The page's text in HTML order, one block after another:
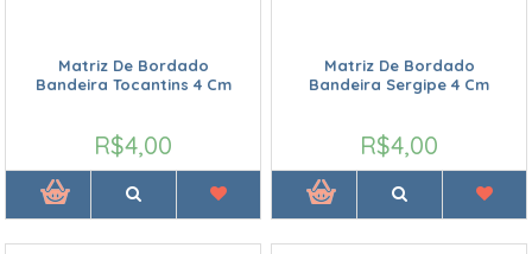
Matriz De Bordado
Bandeira Tocantins 4 Cm
R$4,00
Matriz De Bordado
Bandeira Sergipe 4 Cm
R$4,00